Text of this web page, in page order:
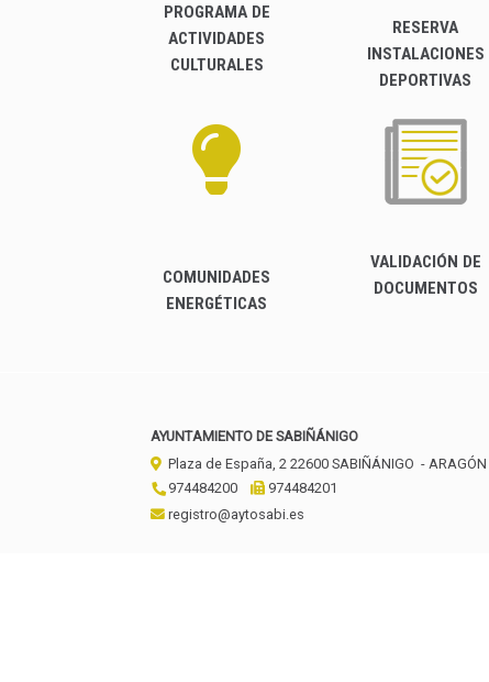
PROGRAMA DE
ACTIVIDADES
CULTURALES
RESERVA
INSTALACIONES
DEPORTIVAS
COMUNIDADES
ENERGÉTICAS
VALIDACIÓN DE
DOCUMENTOS
AYUNTAMIENTO DE SABIÑÁNIGO
Plaza de España, 2 22600 SABIÑÁNIGO - ARAGÓN
974484200
974484201
registro@aytosabi.es